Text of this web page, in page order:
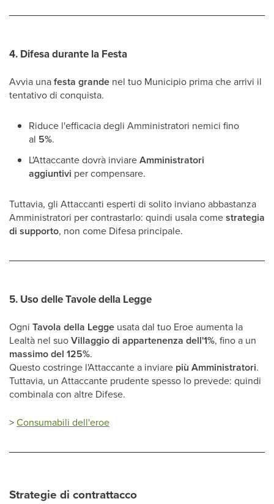
4. Difesa durante la Festa
Avvia unafesta grande nel tuo Municipio prima che arrivi il
tentativo di conquista.
Riduce l'efficacia degli Amministratori nemici fino
al 5%.
L'Attaccante dovrà inviareAmministratori
aggiuntivi per compensare.
Tuttavia, gli Attaccanti esperti di solito inviano abbastanza
Amministratori per contrastarlo: quindi usala comestrategia
di supporto, non come Difesa principale.
5. Uso delle Tavole della Legge
Ogni Tavola della Legge usata dal tuo Eroe aumenta la
Lealtà nel suoVillaggio di appartenenza dell'1%, fino a un
massimo del 125%.
Questo costringe l'Attaccante a inviare più Amministratori.
Tuttavia, un Attaccante prudente spesso lo prevede: quindi
combinala con altre Difese.
>Consumabili dell'eroe
Strategie di contrattacco